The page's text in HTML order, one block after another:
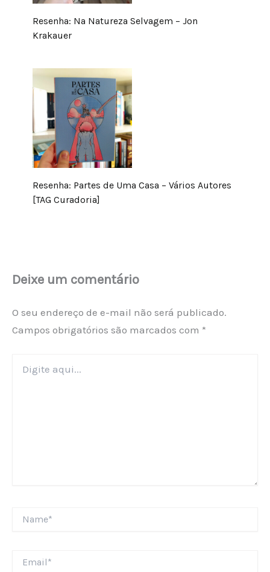
Resenha: Na Natureza Selvagem – Jon
Krakauer
Resenha: Partes de Uma Casa – Vários Autores
[TAG Curadoria]
Deixe um comentário
O seu endereço de e-mail não será publicado.
Campos obrigatórios são marcados com *
aqui...